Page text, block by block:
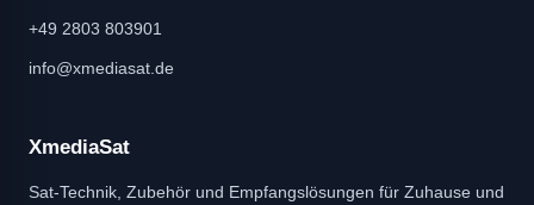
+49 2803 803901
info@xmediasat.de
XmediaSat
Sat-Technik, Zubehör und Empfangslösungen für Zuhause und